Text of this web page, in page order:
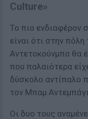
Culture»
Το πιο ενδιαφέρον
είναι ότι στην πόλη
Αντετοκούνμπο θα
που παλαιότερα
δύσκολο αντίπαλο
τον Μπαμ
Οι δυο τους